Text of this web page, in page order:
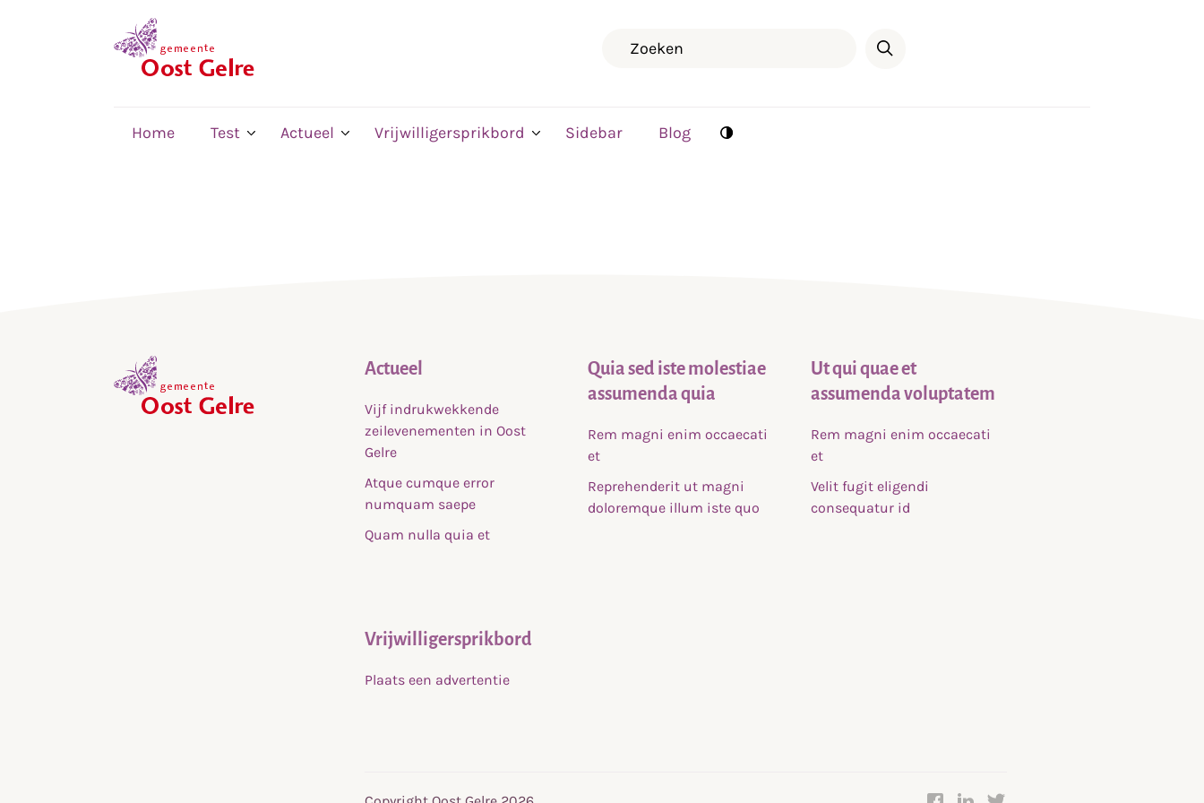
Home Test Actueel Vrijwilligersprikbord Sidebar Blog
Actueel
Vijf indrukwekkende
zeilevenementen in Oost
Gelre
Atque cumque error
numquam saepe
Quam nulla quia et
Quia sed iste molestiae
assumenda quia
Rem magni enim occaecati
et
Reprehenderit ut magni
doloremque illum iste quo
Ut qui quae et
assumenda voluptatem
Rem magni enim occaecati
et
Velit fugit eligendi
consequatur id
Vrijwilligersprikbord
Plaats een advertentie